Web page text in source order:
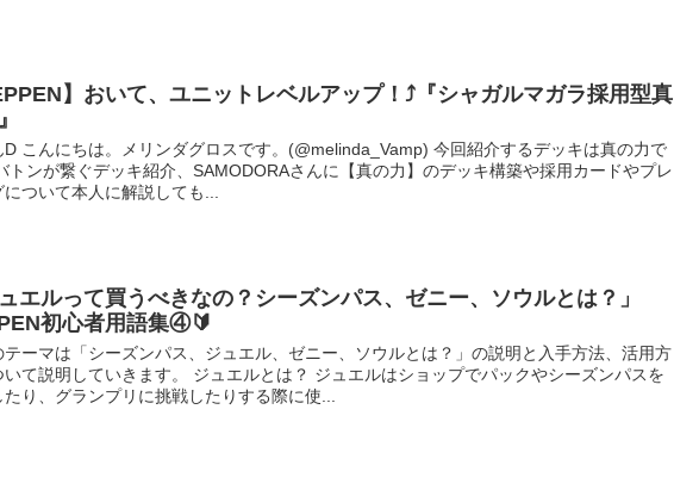
】おいて、ユニットレベルアップ！⤴️『シャガルマガラ採用型真
D こんにちは。メリンダグロスです。(@melinda_Vamp) 今回紹介するデッキは真の力で
トンが繋ぐデッキ紹介、SAMODORAさんに【真の力】のデッキ構築や採用カードやプレ
について本人に解説しても...
ュエルって買うべきなの？シーズンパス、ゼニー、ソウルとは？」
初心者用語集④🔰
テーマは「シーズンパス、ジュエル、ゼニー、ソウルとは？」の説明と入手方法、活用方
いて説明していきます。 ジュエルとは？ ジュエルはショップでパックやシーズンパスを
たり、グランプリに挑戦したりする際に使...